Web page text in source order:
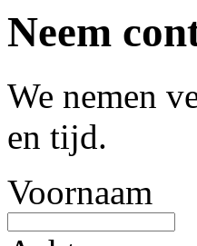
Neem
We nemen
en tijd.
Voornaam